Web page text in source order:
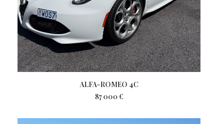
ALFA-ROMEO 4C
87 000 €